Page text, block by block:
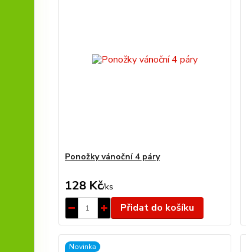
Ponožky vánoční 4 páry
128 Kč/ks
Přidat do košíku
Novinka